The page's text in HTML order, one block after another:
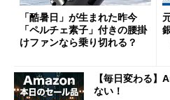
「酷暑日」が生まれた昨今
「ペルチェ素子」付きの腰掛
けファンなら乗り切れる？
【毎日変わる
ない！